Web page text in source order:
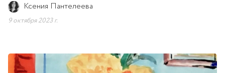
Ксения Пантелеева
9 октября 2023 г.